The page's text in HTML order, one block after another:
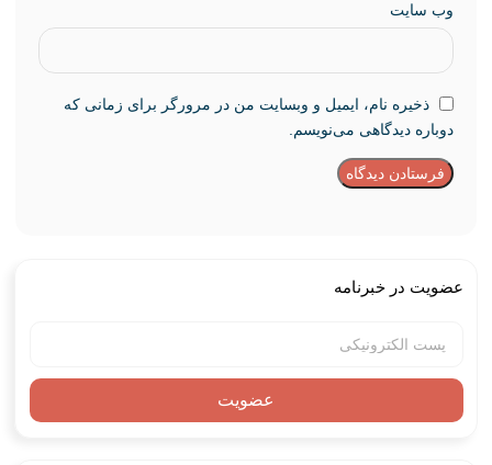
وب‌ سایت
ذخیره نام، ایمیل و وبسایت من در مرورگر برای زمانی که
دوباره دیدگاهی می‌نویسم.
عضویت در خبرنامه
عضویت